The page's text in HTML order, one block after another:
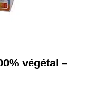
végétal –